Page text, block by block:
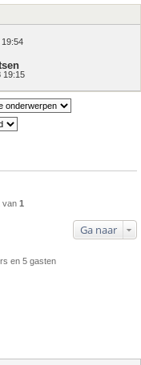
19:54
19:15
van 1
Ga naar
en 5 gasten